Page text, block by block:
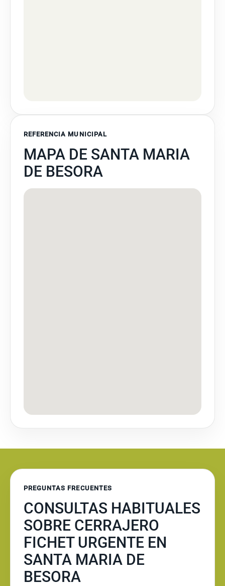
REFERENCIA MUNICIPAL
MAPA DE SANTA MARIA
DE BESORA
PREGUNTAS FRECUENTES
CONSULTAS HABITUALES
SOBRE CERRAJERO
FICHET URGENTE EN
SANTA MARIA DE
BESORA